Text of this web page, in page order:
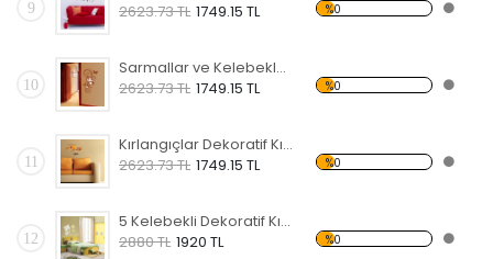
9
2623.73 TL 1749.15 TL %0
10
Sarmallar ve Kelebekler Şekilli Dekoratif Kırılmaz Ayna
2623.73 TL 1749.15 TL %0
11
Kırlangıçlar Dekoratif Kırılmaz Ayna
2623.73 TL 1749.15 TL %0
12
5 Kelebekli Dekoratif Kırılmaz Ayna
2880 TL 1920 TL %0